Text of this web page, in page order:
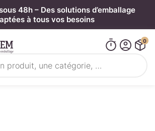
48h – Des solutions d’emballage
à tous vos besoins
0
des cookies